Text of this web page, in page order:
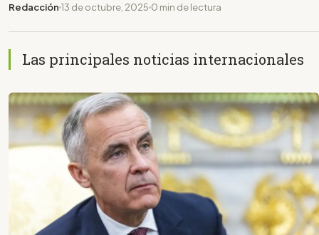
Redacción 13 de octubre, 2025 0 min de lectura
Las principales noticias internacionales